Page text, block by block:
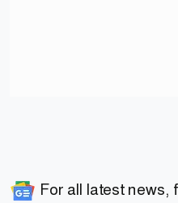
For all latest news,